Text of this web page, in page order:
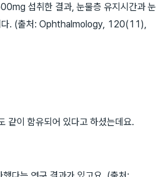
섭취한 결과, 눈물층 유지시간과 눈
다. (출처: Ophthalmology, 120(11),
같이 함유되어 있다고 하셨는데요.